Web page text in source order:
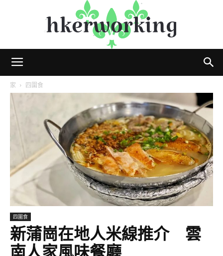
家 四圍食
四圍食
新蒲崗在地人米線推介 雲
南人家風味餐廳